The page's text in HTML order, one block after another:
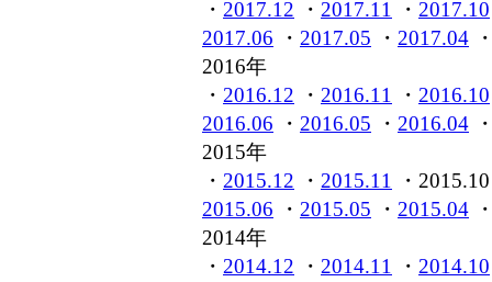
・ 2017.12 ・ 2017.11 ・ 2017.10
2017.06 ・ 2017.05 ・ 2017.04
2016年
・ 2016.12 ・ 2016.11 ・ 2016.10
2016.06 ・ 2016.05 ・ 2016.04
2015年
・ 2015.12 ・ 2015.11
・
2015.06 ・ 2015.05 ・ 2015.04
2014年
・ 2014.12 ・ 2014.11 ・ 2014.10